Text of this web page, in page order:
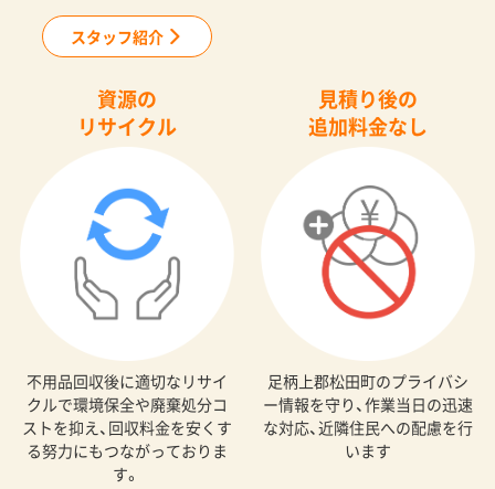
スタッフ紹介
資源の
リサイクル
不用品回収後に適切なリサイ
クルで環境保全や廃棄処分コ
ストを抑え、回収料金を安くす
る努力にもつながっておりま
す。
見積り後の
追加料金なし
足柄上郡松田町のプライバシ
ー情報を守り、作業当日の迅速
な対応、近隣住民への配慮を行
います